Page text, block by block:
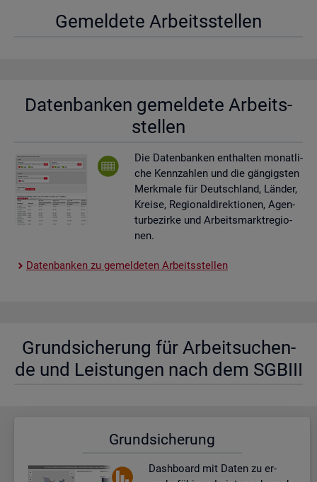
Ge­mel­de­te Ar­beits­stel­len
Da­ten­ban­ken ge­mel­de­te Ar­beits­
stel­len
Die Da­ten­ban­ken ent­hal­ten mo­nat­li­
che Kenn­zah­len und die gän­gigs­ten
Merk­ma­le für Deutsch­land, Län­der,
Krei­se, Re­gio­nal­di­rek­tio­nen, Agen­
tur­be­zir­ke und Ar­beits­markt­re­gio­
nen.
Da­ten­ban­ken zu ge­mel­de­ten Ar­beits­stel­len
Grund­si­che­rung für Ar­beit­su­chen­
de und Leis­tun­gen nach dem SGBIII
Grund­si­che­rung
Dash­board mit Daten zu er­